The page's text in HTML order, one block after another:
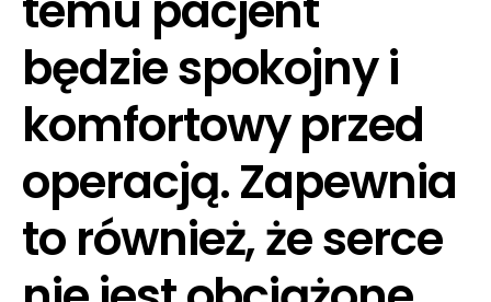
będzie spokojny i
komfortowy przed
operacją. Zapewnia
to również, że serce